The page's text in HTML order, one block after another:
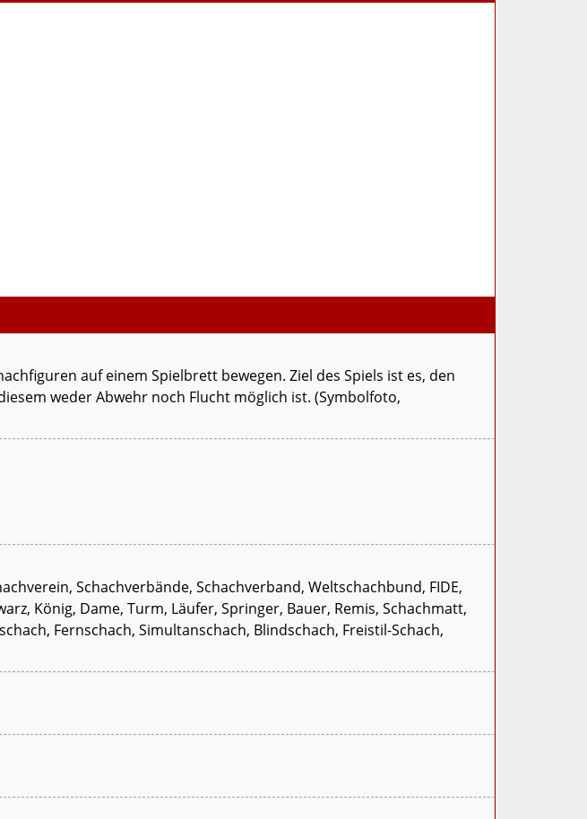
auf einem Spielbrett bewegen. Ziel des Spiels ist es, den
weder Abwehr noch Flucht möglich ist. (Symbolfoto,
Schachverbände, Schachverband, Weltschachbund, FIDE,
König, Dame, Turm, Läufer, Springer, Bauer, Remis, Schachmatt,
Fernschach, Simultanschach, Blindschach, Freistil-Schach,